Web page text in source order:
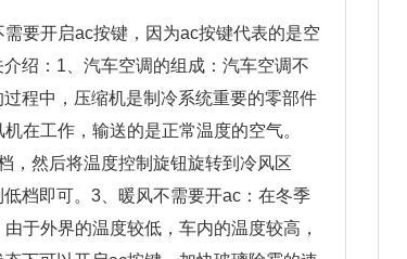
要开启ac按键，因为ac按键代表的是空
绍：1、汽车空调的组成：汽车空调不
程中，压缩机是制冷系统重要的零部件
在工作，输送的是正常温度的空气。
，然后将温度控制旋钮旋转到冷风区
档即可。3、暖风不需要开ac：在冬季
于外界的温度较低，车内的温度较高，